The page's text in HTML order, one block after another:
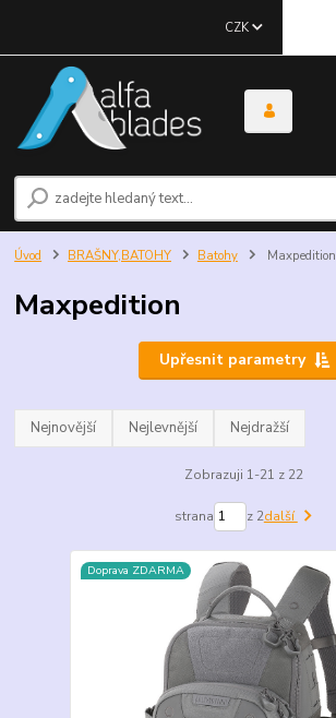
CZK
Úvod BRAŠNY,BATOHY Batohy Maxpedition
Maxpedition
Upřesnit parametry
Nejnovější Nejlevnější Nejdražší
Zobrazuji 1-21 z 22
strana z 2další
Doprava ZDARMA